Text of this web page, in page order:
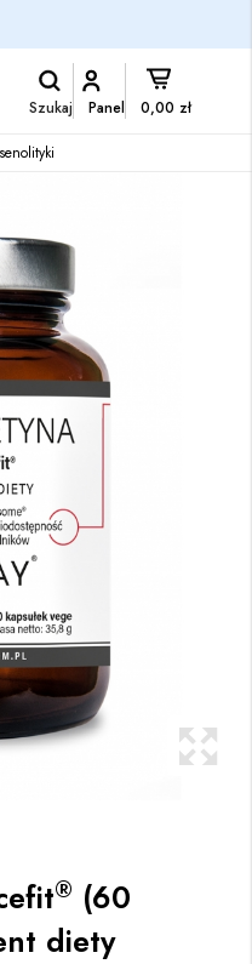
Szukaj Panel 0,00 zł
® (60
diety